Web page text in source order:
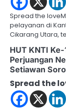
Spread the
pelayanan di
Cikarang Utara,
HUT KNTI
Perjuangan
Setiawan
Spread the